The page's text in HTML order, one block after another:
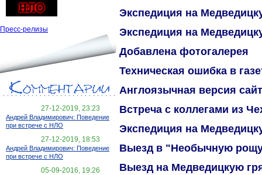
Пресс-релизы
27-12-2019, 23:23
Андрей Владимирович: Поведение
при встрече с НЛО
27-12-2019, 18:53
Андрей Владимирович: Поведение
при встрече с НЛО
05-09-2016, 19:26
Экспедиция на
Экспедиция на
Добавлена фотогалерея
Техническая ошибка в
Англоязычная версия
Встреча с коллегами из
Экспедиция на
Выезд в "Необычную
Выезд на Медведицкую